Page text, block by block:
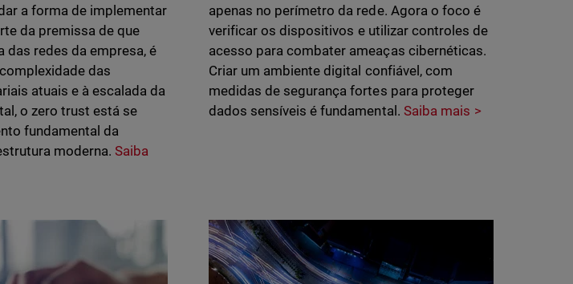
a forma de implementar
da premissa de que
das redes da empresa, é
das
atuais e à escalada da
o zero trust está se
fundamental da
moderna.Saiba
apenas no perímetro da rede. Agora o foco é
verificar os dispositivos e utilizar controles de
acesso para combater ameaças cibernéticas.
Criar um ambiente digital confiável, com
medidas de segurança fortes para proteger
dados sensíveis é fundamental. Saiba mais